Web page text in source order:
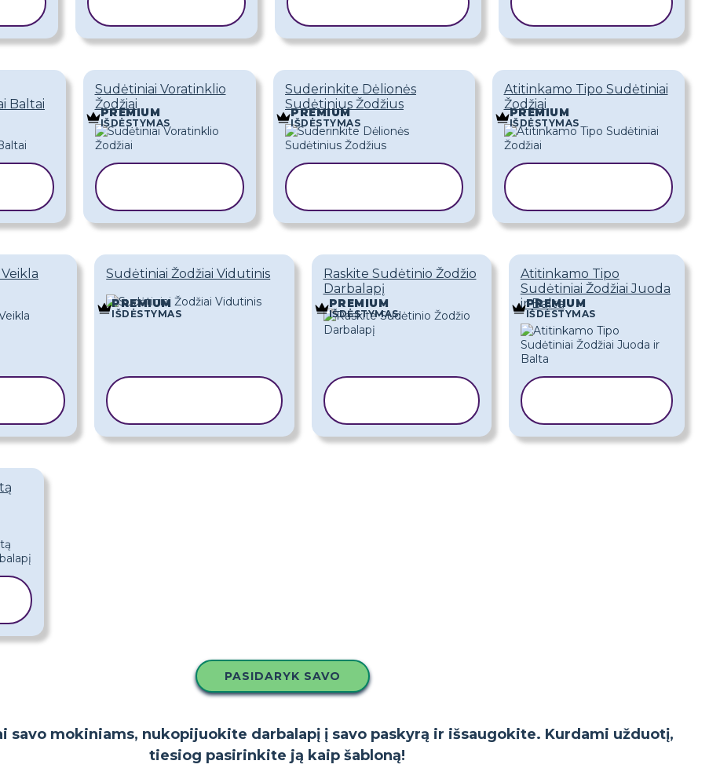
Baltai
Sudėtiniai Voratinklio
Žodžiai
PREMIUM
IŠDĖSTYMAS
Suderinkite Dėlionės
Sudėtinius Žodžius
PREMIUM
IŠDĖSTYMAS
Atitinkamo Tipo Sudėtiniai
Žodžiai
PREMIUM
IŠDĖSTYMAS
Sudėtiniai Žodžiai Vidutinis
PREMIUM
IŠDĖSTYMAS
Raskite Sudėtinio Žodžio
Darbalapį
PREMIUM
IŠDĖSTYMAS
Atitinkamo Tipo
Sudėtiniai Žodžiai Juoda
ir Balta
PREMIUM
IŠDĖSTYMAS
PASIDARYK SAVO
savo mokiniams, nukopijuokite darbalapį į savo paskyrą ir išsaugokite. Kurdami užduotį,
tiesiog pasirinkite ją kaip šabloną!